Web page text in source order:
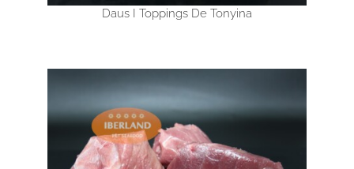
Daus I Toppings De Tonyina